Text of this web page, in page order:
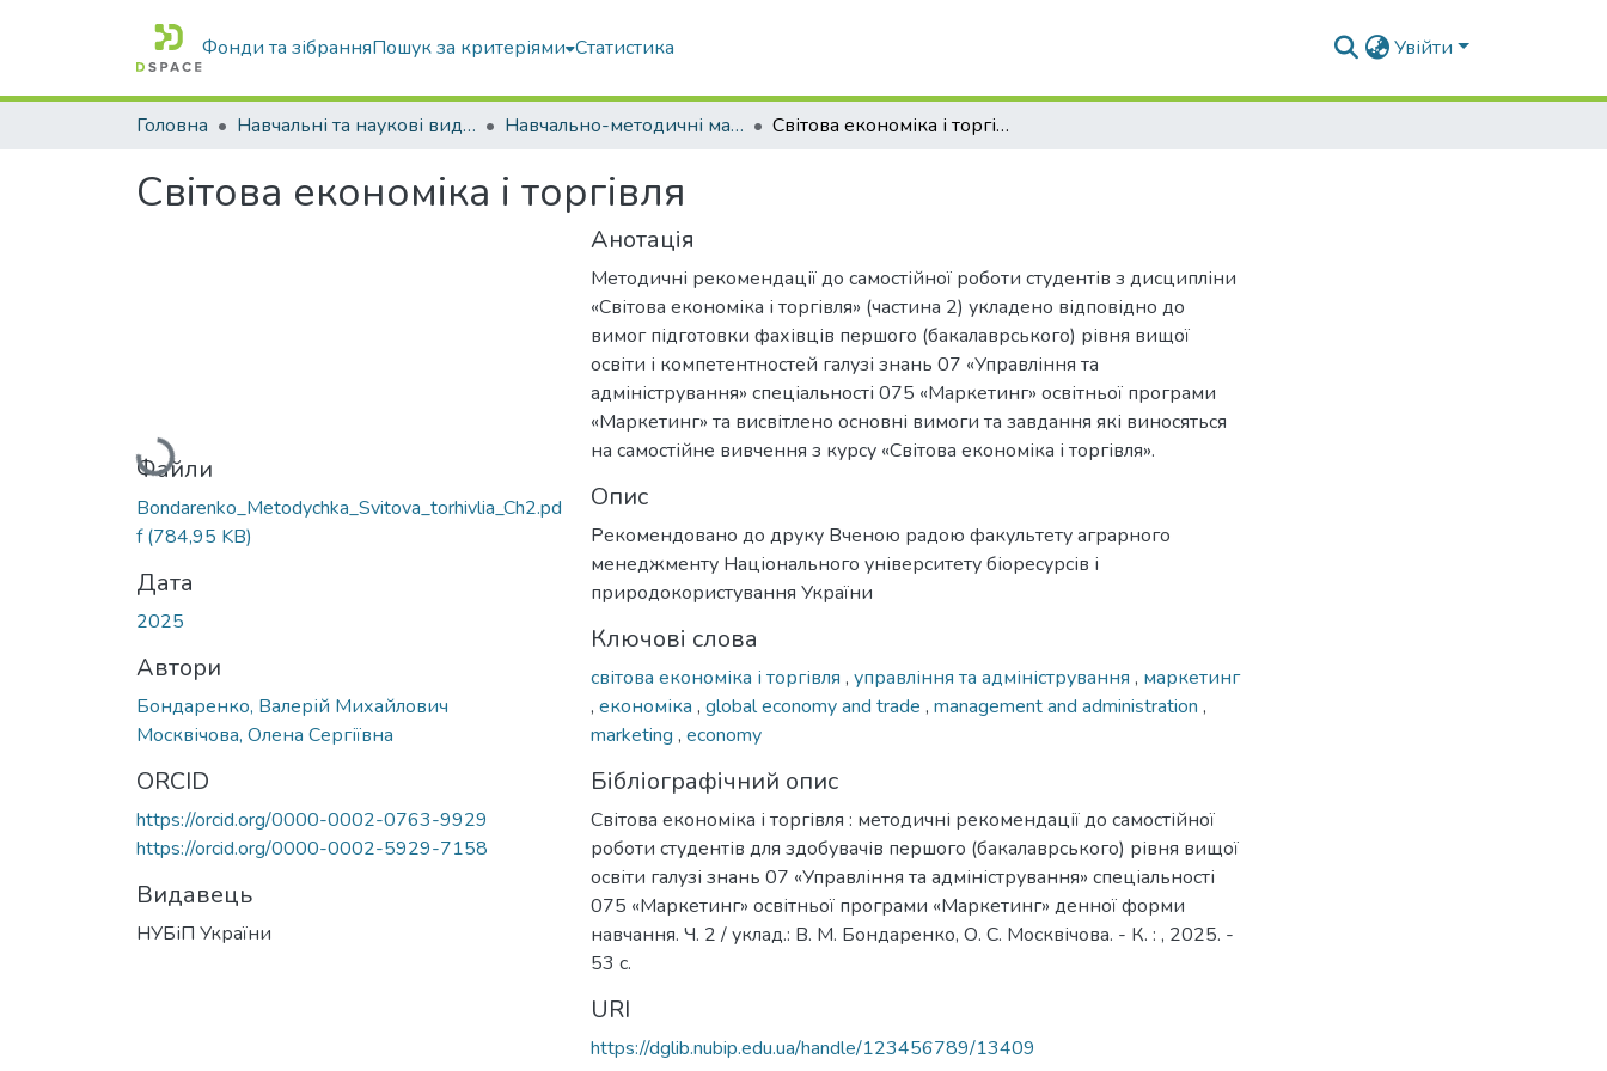
Фонди та зібранняПошук за критеріями Статистика Увійти
Головна Навчальні та наукові видання Навчально-методичні матеріали Світова економіка і торгівля
Світова економіка і торгівля
Вантажиться...
Файли
Bondarenko_Metodychka_Svitova_torhivlia_Ch2.pd
f(784,95 KB)
Дата
2025
Автори
Бондаренко, Валерій Михайлович
Москвічова, Олена Сергіївна
ORCID
https://orcid.org/0000-0002-0763-9929
https://orcid.org/0000-0002-5929-7158
Видавець
НУБіП України
Анотація
Методичні рекомендації до самостійної роботи студентів з дисципліни
«Світова економіка і торгівля» (частина 2) укладено відповідно до
вимог підготовки фахівців першого (бакалаврського) рівня вищої
освіти і компетентностей галузі знань 07 «Управління та
адміністрування» спеціальності 075 «Маркетинг» освітньої програми
«Маркетинг» та висвітлено основні вимоги та завдання які виносяться
на самостійне вивчення з курсу «Світова економіка і торгівля».
Опис
Рекомендовано до друку Вченою радою факультету аграрного
менеджменту Національного університету біоресурсів і
природокористування України
Ключові слова
світова економіка і торгівля , управління та адміністрування , маркетинг
, економіка , global economy and trade , management and administration ,
marketing , economy
Бібліографічний опис
Світова економіка і торгівля : методичні рекомендації до самостійної
роботи студентів для здобувачів першого (бакалаврського) рівня вищої
освіти галузі знань 07 «Управління та адміністрування» спеціальності
075 «Маркетинг» освітньої програми «Маркетинг» денної форми
навчання. Ч. 2 / уклад.: В. М. Бондаренко, О. С. Москвічова. - К. : , 2025. -
53 с.
URI
https://dglib.nubip.edu.ua/handle/123456789/13409